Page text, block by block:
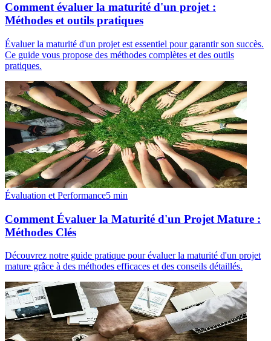
Comment évaluer la maturité d'un projet :
Méthodes et outils pratiques
Évaluer la maturité d'un projet est essentiel pour garantir son succès.
Ce guide vous propose des méthodes complètes et des outils
pratiques.
Évaluation et Performance5 min
Comment Évaluer la Maturité d'un Projet Mature :
Méthodes Clés
Découvrez notre guide pratique pour évaluer la maturité d'un projet
mature grâce à des méthodes efficaces et des conseils détaillés.